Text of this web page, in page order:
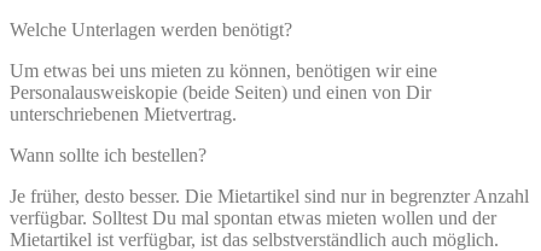
Welche Unterlagen werden benötigt?
Um etwas bei uns mieten zu können, benötigen wir eine
Personalausweiskopie (beide Seiten) und einen von Dir
unterschriebenen Mietvertrag.
Wann sollte ich bestellen?
Je früher, desto besser. Die Mietartikel sind nur in begrenzter Anzahl
verfügbar. Solltest Du mal spontan etwas mieten wollen und der
Mietartikel ist verfügbar, ist das selbstverständlich auch möglich.